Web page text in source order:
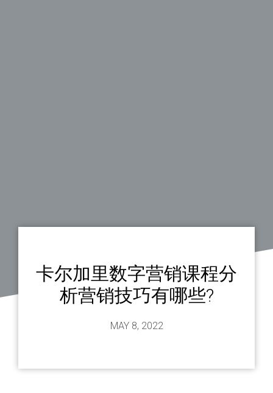
卡尔加里数字营销课程分
析营销技巧有哪些?
MAY 8, 2022